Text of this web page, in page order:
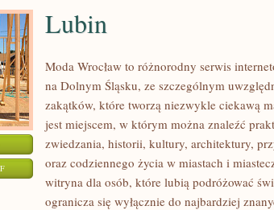
ON
Lubin
Moda Wrocław to różnorodny serwis
na Dolnym Śląsku, ze szczególnym
zakątków, które tworzą niezwykle ciekawą
jest miejscem, w którym można znaleźć
zwiedzania, historii, kultury, architektury,
oraz codziennego życia w miastach i
witryna dla osób, które lubią podróżować
ogranicza się wyłącznie do najbardziej